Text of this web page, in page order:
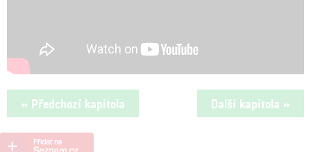
« Předchozí kapitola Další kapitola »